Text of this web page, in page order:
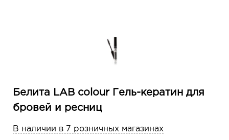
Белита LAB colour Гель-кератин для
бровей и ресниц
В наличии в 7 розничных магазинах